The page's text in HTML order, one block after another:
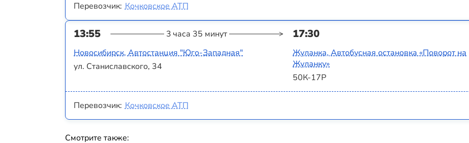
Перевозчик: Кочковское АТП
13:55 3 часа 35 минут 17:30
Новосибирск, Автостанция "Юго-Западная"
ул. Станиславского, 34
Жуланка, Автобусная остановка «Поворот на
Жуланку»
50К-17Р
Перевозчик: Кочковское АТП
Смотрите также: